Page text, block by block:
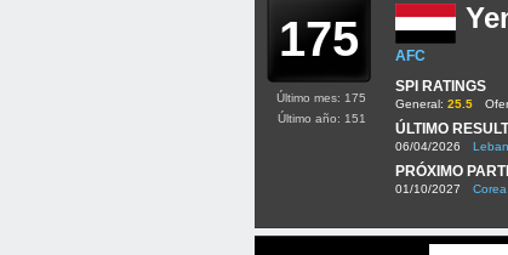
175
AFC
SPI RATINGS
General: 25.5
ÚLTIMO
06/04/2026
PRÓXIMO
01/10/2027
Último mes: 175
Último año: 151